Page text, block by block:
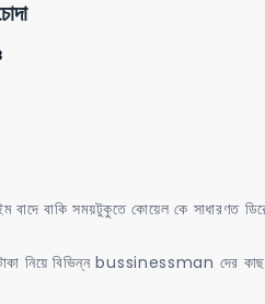
বাকি সময়টুকুতে কোয়েল কে সাধারণত
নিয়ে বিভিন্ন bussinessman দের